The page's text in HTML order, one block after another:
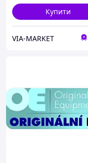
Купити
VIA-MARKET